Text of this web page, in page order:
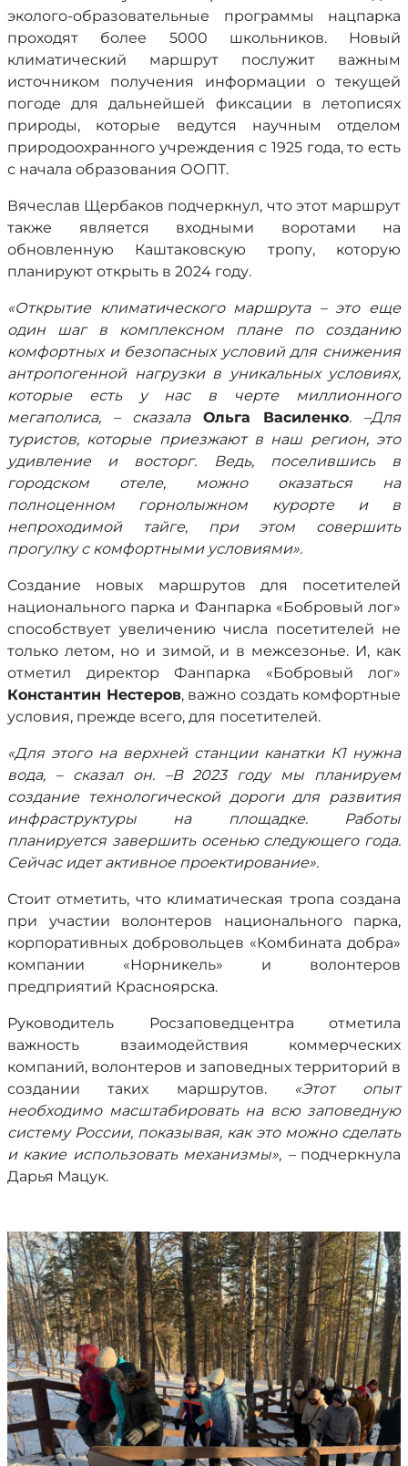
эколого-образовательные программы нацпарка
проходят более 5000 школьников. Новый
климатический маршрут послужит важным
источником получения информации о текущей
погоде для дальнейшей фиксации в летописях
природы, которые ведутся научным отделом
природоохранного учреждения с 1925 года, то есть
с начала образования ООПТ.
Вячеслав Щербаков подчеркнул, что этот маршрут
также является входными воротами на
обновленную Каштаковскую тропу, которую
планируют открыть в 2024 году.
«Открытие климатического маршрута – это еще
один шаг в комплексном плане по созданию
комфортных и безопасных условий для снижения
антропогенной нагрузки в уникальных условиях,
которые есть у нас в черте миллионного
мегаполиса, – сказала Ольга Василенко. –Для
туристов, которые приезжают в наш регион, это
удивление и восторг. Ведь, поселившись в
городском отеле, можно оказаться на
полноценном горнолыжном курорте и в
непроходимой тайге, при этом совершить
прогулку с комфортными условиями».
Создание новых маршрутов для посетителей
национального парка и Фанпарка «Бобровый лог»
способствует увеличению числа посетителей не
только летом, но и зимой, и в межсезонье. И, как
отметил директор Фанпарка «Бобровый лог»
Константин Нестеров, важно создать комфортные
условия, прежде всего, для посетителей.
«Для этого на верхней станции канатки К1 нужна
вода, – сказал он. –В 2023 году мы планируем
создание технологической дороги для развития
инфраструктуры на площадке. Работы
планируется завершить осенью следующего года.
Сейчас идет активное проектирование».
Стоит отметить, что климатическая тропа создана
при участии волонтеров национального парка,
корпоративных добровольцев «Комбината добра»
компании «Норникель» и волонтеров
предприятий Красноярска.
Руководитель Росзаповедцентра отметила
важность взаимодействия коммерческих
компаний, волонтеров и заповедных территорий в
создании таких маршрутов.
«Этот опыт
необходимо масштабировать на всю заповедную
систему России, показывая, как это можно сделать
и какие использовать механизмы», –подчеркнула
Дарья Мацук.